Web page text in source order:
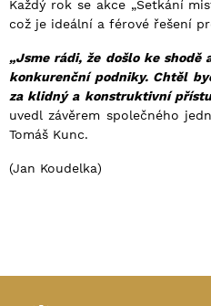
Každý rok se akce „Setkání
což je ideální a férové řešení
„Jsme rádi, že došlo ke
konkurenční podniky. Chtěl
za klidný a konstruktivní
uvedl závěrem společného
Tomáš Kunc.
(Jan Koudelka)